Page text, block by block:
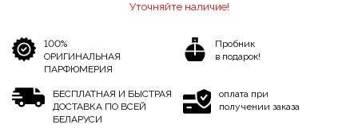
Уточняйте наличие!
100%
ОРИГИНАЛЬНАЯ
ПАРФЮМЕРИЯ
Пробник
в подарок!
БЕСПЛАТНАЯ И БЫСТРАЯ
ДОСТАВКА ПО ВСЕЙ
БЕЛАРУСИ
оплата при
получении заказа